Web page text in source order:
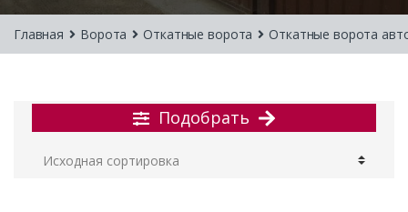
Главная Ворота Откатные ворота Откатные ворота
Подобрать